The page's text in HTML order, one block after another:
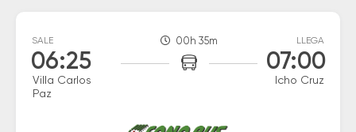
SALE
06:25
Villa Carlos
Paz
00h 35m LLEGA
07:00
Icho Cruz